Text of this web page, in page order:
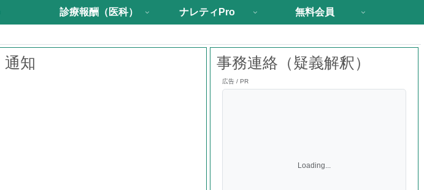
診療報酬（医科） ナレティPro 無料会員
通知 事務連絡（疑義解釈）
広告 / PR
Loading...